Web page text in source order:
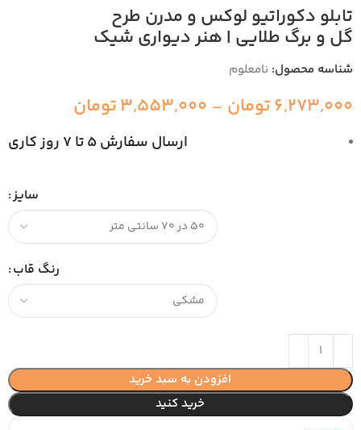
تابلو دکوراتیو لوکس و مدرن طرح
گل و برگ طلایی | هنر دیواری شیک
شناسه محصول: نامعلوم
6,273,000تومان –
3,553,000تومان
ارسال سفارش 5 تا 7 روز کاری
سایز
رنگ قاب
افزودن به سبد خرید
خرید کنید